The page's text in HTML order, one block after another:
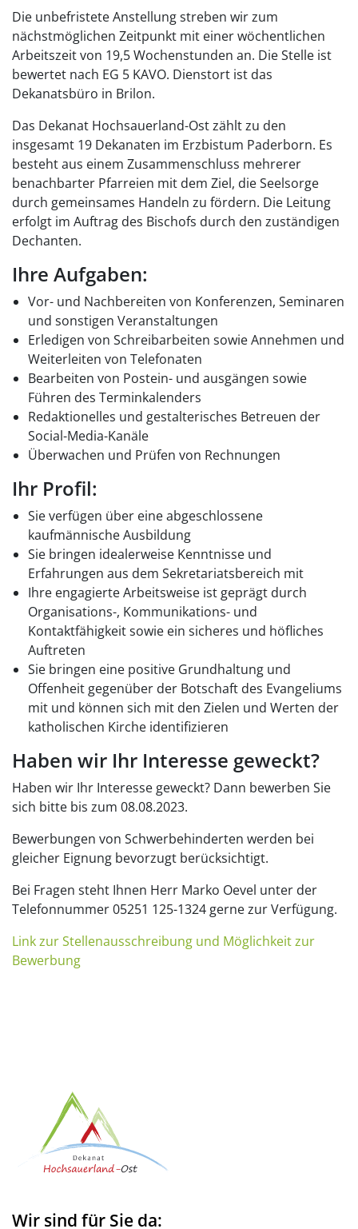
Die unbefristete Anstellung streben wir zum
nächstmöglichen Zeitpunkt mit einer wöchentlichen
Arbeitszeit von 19,5 Wochenstunden an. Die Stelle ist
bewertet nach EG 5 KAVO. Dienstort ist das
Dekanatsbüro in Brilon.
Das Dekanat Hochsauerland-Ost zählt zu den
insgesamt 19 Dekanaten im Erzbistum Paderborn. Es
besteht aus einem Zusammenschluss mehrerer
benachbarter Pfarreien mit dem Ziel, die Seelsorge
durch gemeinsames Handeln zu fördern. Die Leitung
erfolgt im Auftrag des Bischofs durch den zuständigen
Dechanten.
Ihre Aufgaben:
Vor- und Nachbereiten von Konferenzen, Seminaren
und sonstigen Veranstaltungen
Erledigen von Schreibarbeiten sowie Annehmen und
Weiterleiten von Telefonaten
Bearbeiten von Postein- und ausgängen sowie
Führen des Terminkalenders
Redaktionelles und gestalterisches Betreuen der
Social-Media-Kanäle
Überwachen und Prüfen von Rechnungen
Ihr Profil:
Sie verfügen über eine abgeschlossene
kaufmännische Ausbildung
Sie bringen idealerweise Kenntnisse und
Erfahrungen aus dem Sekretariatsbereich mit
Ihre engagierte Arbeitsweise ist geprägt durch
Organisations-, Kommunikations- und
Kontaktfähigkeit sowie ein sicheres und höfliches
Auftreten
Sie bringen eine positive Grundhaltung und
Offenheit gegenüber der Botschaft des Evangeliums
mit und können sich mit den Zielen und Werten der
katholischen Kirche identifizieren
Haben wir Ihr Interesse geweckt?
Haben wir Ihr Interesse geweckt? Dann bewerben Sie
sich bitte bis zum 08.08.2023.
Bewerbungen von Schwerbehinderten werden bei
gleicher Eignung bevorzugt berücksichtigt.
Bei Fragen steht Ihnen Herr Marko Oevel unter der
Telefonnummer 05251 125-1324 gerne zur Verfügung.
Link zur Stellenausschreibung und Möglichkeit zur
Bewerbung
Wir sind für Sie da: